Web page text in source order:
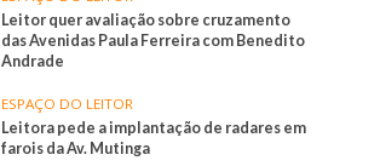
Leitor quer avaliação sobre cruzamento
das Avenidas Paula Ferreira com Benedito
Andrade
ESPAÇO DO LEITOR
Leitora pede a implantação de radares em
farois da Av. Mutinga